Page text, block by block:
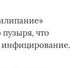
пузыря, что
инфицирование.